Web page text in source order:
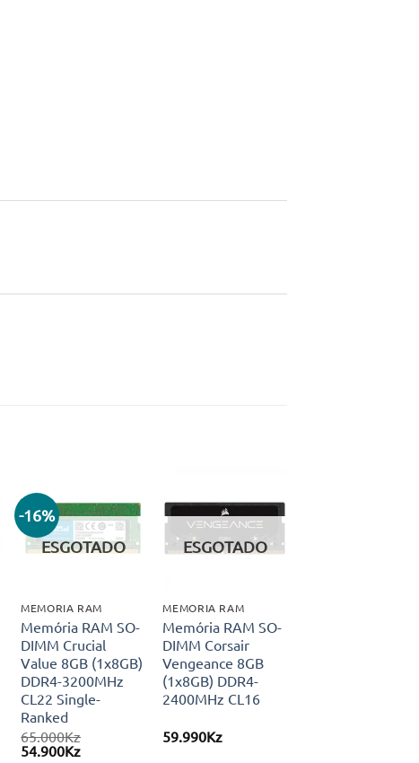
-16%
Adicionar
aos meus
desejos
ESGOTADO
MEMORIA RAM
Memória RAM SO-
DIMM Crucial
Value 8GB (1x8GB)
DDR4-3200MHz
CL22 Single-
Ranked
65.000Kz
O
54.900KzO
Adicionar
aos meus
desejos
ESGOTADO
MEMORIA RAM
Memória RAM SO-
DIMM Corsair
Vengeance 8GB
(1x8GB) DDR4-
2400MHz CL16
59.990Kz